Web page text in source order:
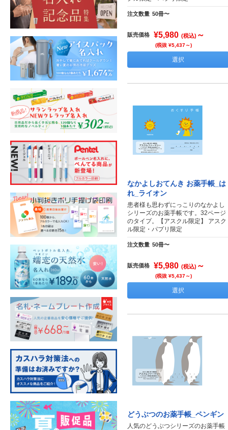
注文数量 50冊〜
販売価格 ¥5,980 (税込) ～
(税抜 ¥5,437～)
選択
なかよしおてんき お薬手帳_は
れ_ライオン
患者様も思わずにっこりのなかよし
シリーズのお薬手帳です。32ページ
のタイプ。【アスクル限定】 アスク
ル限定・パプリ限定
注文数量 50冊〜
販売価格 ¥5,980 (税込) ～
(税抜 ¥5,437～)
選択
どうぶつのお薬手帳_ペンギン
人気のどうぶつシリーズのお薬手帳